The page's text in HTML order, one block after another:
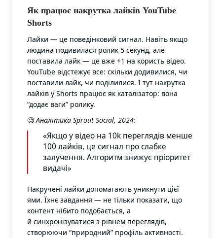
Як працює накрутка лайків YouTube
Shorts
Лайки — це поведінковий сигнал. Навіть якщо
людина подивилася ролик 5 секунд, але
поставила лайк — це вже +1 на користь відео.
YouTube відстежує все: скільки додивилися, чи
поставили лайк, чи поділилися. І тут накрутка
лайків у Shorts працює як каталізатор: вона
“додає ваги” ролику.
🧐Аналітика Sprout Social, 2024:
«Якщо у відео на 10k переглядів менше
100 лайків, це сигнал про слабке
залучення. Алгоритм знижує пріоритет
видачі»
Накручені лайки допомагають уникнути цієї
ями. Їхнє завдання — не тільки показати, що
контент нібито подобається, а
й синхронізуватися з рівнем переглядів,
створюючи “природний” профіль активності.